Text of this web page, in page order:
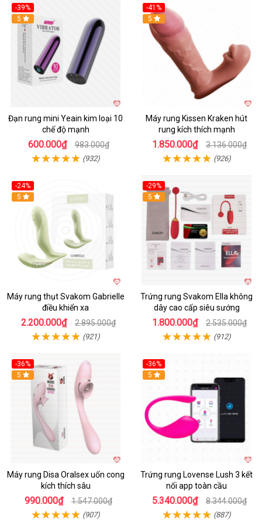
-39%
Hot
5
Đạn rung mini Yeain kim loại 10
chế độ mạnh
600.000₫ 983.000₫
(932)
-41%
Hot
5
Máy rung Kissen Kraken hút
rung kích thích mạnh
1.850.000₫ 3.136.000₫
(926)
-24%
Hot
5
Máy rung thụt Svakom Gabrielle
điều khiển xa
2.200.000₫ 2.895.000₫
(921)
-29%
5
Trứng rung Svakom Ella không
dây cao cấp siêu sướng
1.800.000₫ 2.535.000₫
(912)
-36%
5
Máy rung Disa Oralsex uốn cong
kích thích sâu
990.000₫ 1.547.000₫
(907)
-36%
Hot
5
Trứng rung Lovense Lush 3 kết
nối app toàn cầu
5.340.000₫ 8.344.000₫
(887)